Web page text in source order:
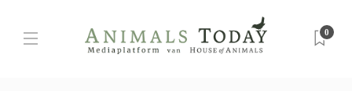
0